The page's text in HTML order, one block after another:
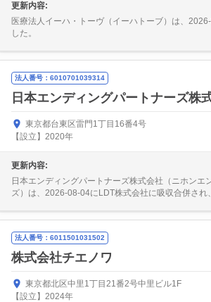
更新内容:
医療法人イーハ・トーヴ（イーハトーブ）は、
した。
法人番号：6010701039314
日本エンディングパートナーズ株
東京都台東区雷門1丁目16番4号
【設立】2020年
更新内容:
日本エンディングパートナーズ株式会社（ニホンエ
ズ）は、2026-08-04にLDT株式会社に吸収合併され
法人番号：6011501031502
株式会社チエノワ
東京都北区中里1丁目21番2号中里ビル1F
【設立】2024年